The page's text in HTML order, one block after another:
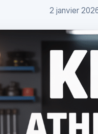
2 janvier